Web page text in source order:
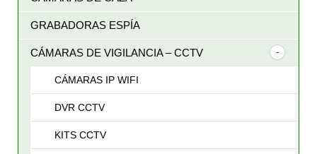
GRABADORAS ESPÍA
CÁMARAS DE VIGILANCIA – CCTV
CÁMARAS IP WIFI
DVR CCTV
KITS CCTV